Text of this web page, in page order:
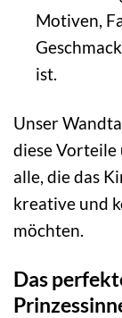
Motiven,
ist.
Unser
diese Vorteile
alle, die das
kreative und
möchten.
Das